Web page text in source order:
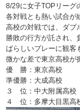
8/29に女子TOPリーグ
各対戦とも熱い試合が
高校の対戦では、ダブ
勝敗の行方が託され、
ばらしいプレーに観客
微かな差で東京高校が
優 勝：東京高校
準優勝：大成高校
３ 位：中大附属高校
４ 位：多摩大目黒高